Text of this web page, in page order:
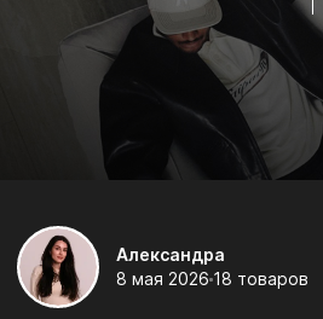
Александра
8 мая 2026 18 товаров